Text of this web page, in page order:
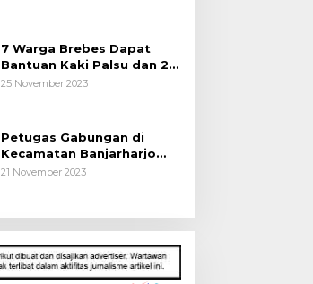
7 Warga Brebes Dapat
Bantuan Kaki Palsu dan 2
Operasi Bibir Sumbing
25 November 2023
Petugas Gabungan di
Kecamatan Banjarharjo
Patroli Anak Sekolah
21 November 2023